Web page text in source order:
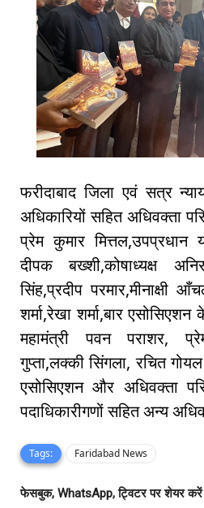
फरीदाबाद जिला एवं सत्र
अधिकारियों सहित अधिवक्ता
प्रेम कुमार मित्तल,उपप्रधान
दीपक बख्शी,कोषाध्यक्ष
सिंह,प्रदीप परमार,मीनाक्षी
शर्मा,रेखा शर्मा,बार
महामंत्री पवन पराशर,
गुप्ता,लक्की सिंगला, रचित
एसोसिएशन और अधिवक्ता
पदाधिकारीगणों सहित अन्य
Tags: Faridabad News
फेसबुक, WhatsApp, ट्विटर पर शेयर करें